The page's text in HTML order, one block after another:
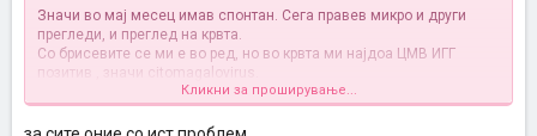
Значи во мај месец имав спонтан. Сега правев микро и други
прегледи, и преглед на крвта.
Со брисевите се ми е во ред, но во крвта ми најдоа ЦМВ ИГГ
позитив , значи citomagalovirus.
Значи не ми е јасно зошто треба да правам
хистеросалпингографија, кога имам вирус во крвта.
Кликни за проширување...